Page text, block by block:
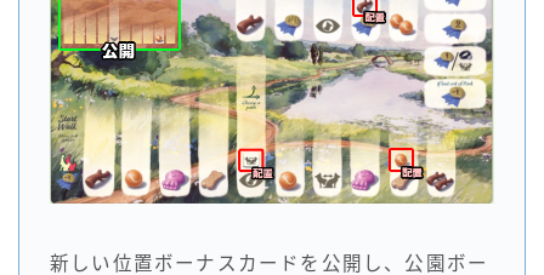
新しい位置ボーナスカードを公開し、公園ボー